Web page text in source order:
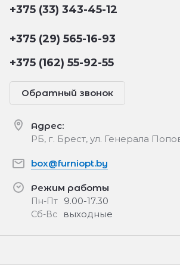
+375 (33) 343-45-12
+375 (29) 565-16-93
+375 (162) 55-92-55
Обратный звонок
Адрес:
РБ, г. Брест, ул. Генерала
box@furniopt.by
Режим работы
Пн-Пт 9.00-17.30
Сб-Вс выходные